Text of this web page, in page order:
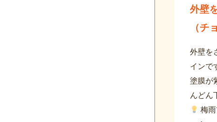
外壁
（チ
外壁を
インで
塗膜が
んどん
梅